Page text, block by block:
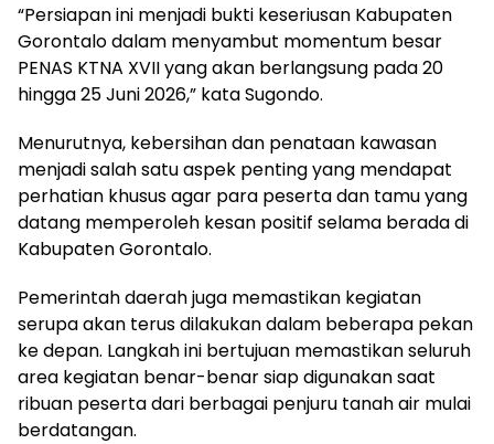
“Persiapan ini menjadi bukti keseriusan Kabupaten
Gorontalo dalam menyambut momentum besar
PENAS KTNA XVII yang akan berlangsung pada 20
hingga 25 Juni 2026,” kata Sugondo.
Menurutnya, kebersihan dan penataan kawasan
menjadi salah satu aspek penting yang mendapat
perhatian khusus agar para peserta dan tamu yang
datang memperoleh kesan positif selama berada di
Kabupaten Gorontalo.
Pemerintah daerah juga memastikan kegiatan
serupa akan terus dilakukan dalam beberapa pekan
ke depan. Langkah ini bertujuan memastikan seluruh
area kegiatan benar-benar siap digunakan saat
ribuan peserta dari berbagai penjuru tanah air mulai
berdatangan.